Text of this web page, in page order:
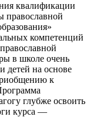
квалификации
православной
компетенций
в школе очень
детей на основе
к
глубже освоить
курса —